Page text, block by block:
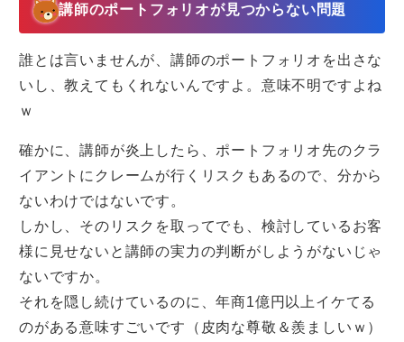
講師のポートフォリオが見つからない問題
誰とは言いませんが、講師のポートフォリオを出さな
いし、教えてもくれないんですよ。意味不明ですよね
ｗ
確かに、講師が炎上したら、ポートフォリオ先のクラ
イアントにクレームが行くリスクもあるので、分から
ないわけではないです。
しかし、そのリスクを取ってでも、検討しているお客
様に見せないと講師の実力の判断がしようがないじゃ
ないですか。
それを隠し続けているのに、年商1億円以上イケてる
のがある意味すごいです（皮肉な尊敬＆羨ましいｗ）